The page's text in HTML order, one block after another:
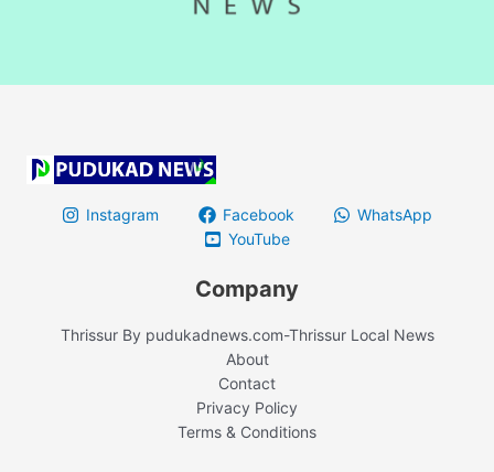
Instagram Facebook
WhatsApp
YouTube
Company
Thrissur By pudukadnews.com-Thrissur Local News
About
Contact
Privacy Policy
Terms & Conditions